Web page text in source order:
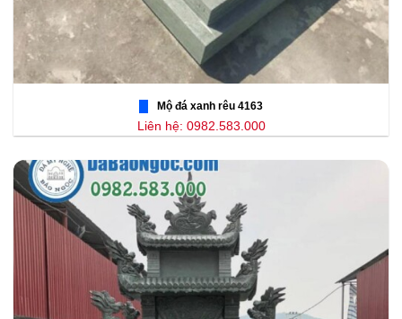
Mộ đá xanh rêu 4163
Liên hệ: 0982.583.000